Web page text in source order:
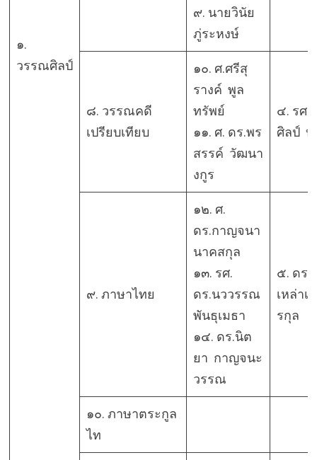
๑.
วรรณศิลป์
๙. นายวินัย
ภู่ระหงษ์
๘. วรรณคดี
เปรียบเทียบ
๑๐. ศ.ศรีสุ
รางค์ พูล
ทรัพย์
๑๑. ศ. ดร.พร
สรรค์ วัฒนา
งกูร
๔. รศ.
ศิลป์
๙. ภาษาไทย
๑๒. ศ.
ดร.กาญจนา
นาคสกุล
๑๓. รศ.
ดร.นววรรณ
พันธุเมธา
๑๔. ดร.นิต
ยา กาญจนะ
วรรณ
๕. ดร
เหล่าเ
รกุล
๑๐. ภาษาตระกูล
ไท